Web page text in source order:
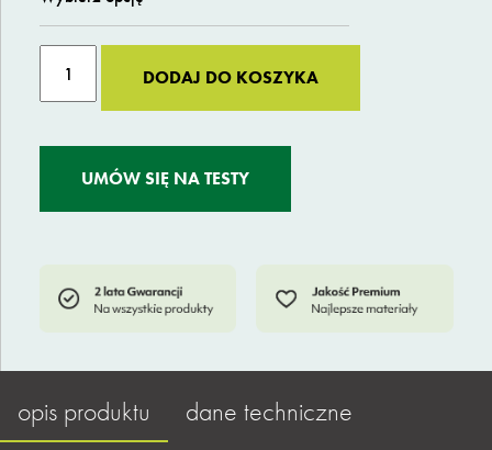
Riese
&
cargo/dog
DODAJ DO KOSZYKA
UMÓW SIĘ NA TESTY
opis produktu
dane techniczne